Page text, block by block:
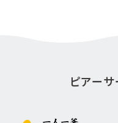
ピアー